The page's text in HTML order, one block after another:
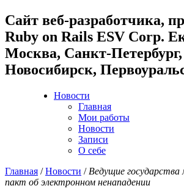
Cайт веб-разработчика,
Ruby on Rails ESV Corp.
Москва, Санкт-Петербург,
Новосибирск,
Новости
Главная
Мои работы
Новости
Записи
О себе
Главная /Новости / Ведущие
пакт об электронном ненападении